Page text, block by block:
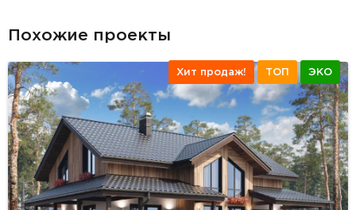
Похожие проекты
Хит продаж! ТОП ЭКО